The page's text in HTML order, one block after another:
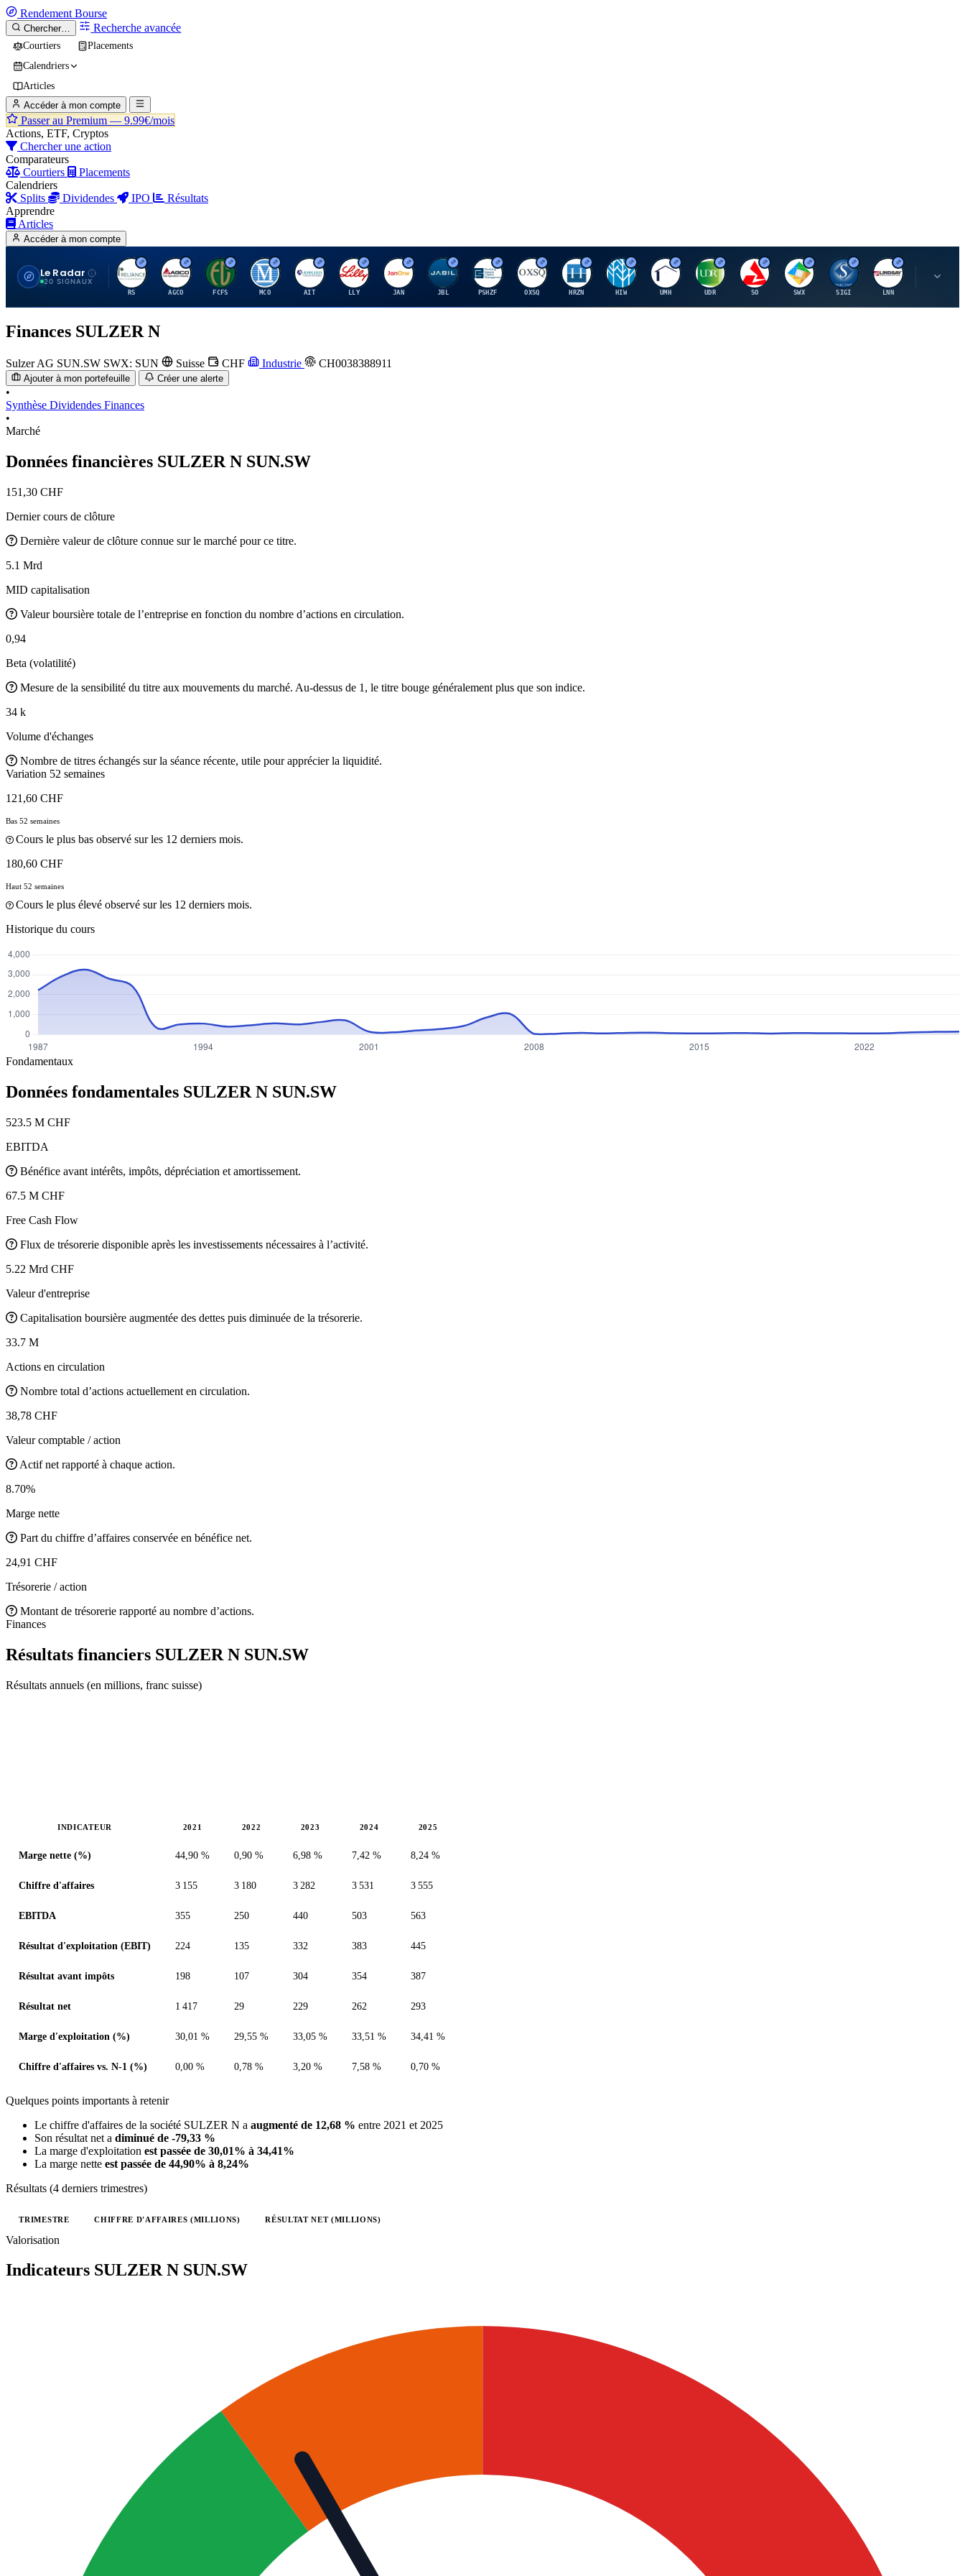
Rendement Bourse
Chercher… Recherche avancée
Courtiers
Placements
Calendriers
Articles
Accéder à mon compte
Passer au Premium — 9.99€/mois
Actions, ETF, Cryptos
Chercher une action
Comparateurs
Courtiers
Placements
Calendriers
Splits
Dividendes IPO
Résultats
Apprendre
Articles
Accéder à mon compte
Le Radar
20 SIGNAUX
R
RS
A
AGCO
F
FCFS
M
MCO
A
AIT
E
LLY
J
JAN
J
JBL
P
PSHZF
O
OXSQ
H
HRZN
H
HIW
U
UMH
U
UDR
S
SO
S
SWX
S
SIGI
L
LNN
R
Finances SULZER N
Sulzer AG SUN.SW SWX: SUN Suisse CHF Industrie CH0038388911
Ajouter à mon portefeuille Créer une alerte
•
Synthèse Dividendes Finances
•
Marché
Données financières SULZER N SUN.SW
151,30 CHF
Dernier cours de clôture
Dernière valeur de clôture connue sur le marché pour ce titre.
5.1 Mrd
MID capitalisation
Valeur boursière totale de l’entreprise en fonction du nombre d’actions en circulation.
0,94
Beta (volatilité)
Mesure de la sensibilité du titre aux mouvements du marché. Au-dessus de 1, le titre bouge généralement plus que son indice.
34 k
Volume d'échanges
Nombre de titres échangés sur la séance récente, utile pour apprécier la liquidité.
Variation 52 semaines
121,60 CHF
Bas 52 semaines
Cours le plus bas observé sur les 12 derniers mois.
180,60 CHF
Haut 52 semaines
Cours le plus élevé observé sur les 12 derniers mois.
Historique du cours
Fondamentaux
Données fondamentales SULZER N SUN.SW
523.5 M CHF
EBITDA
Bénéfice avant intérêts, impôts, dépréciation et amortissement.
67.5 M CHF
Free Cash Flow
Flux de trésorerie disponible après les investissements nécessaires à l’activité.
5.22 Mrd CHF
Valeur d'entreprise
Capitalisation boursière augmentée des dettes puis diminuée de la trésorerie.
33.7 M
Actions en circulation
Nombre total d’actions actuellement en circulation.
38,78 CHF
Valeur comptable / action
Actif net rapporté à chaque action.
8.70%
Marge nette
Part du chiffre d’affaires conservée en bénéfice net.
24,91 CHF
Trésorerie / action
Montant de trésorerie rapporté au nombre d’actions.
Finances
Résultats financiers SULZER N SUN.SW
Résultats annuels (en millions, franc suisse)
INDICATEUR 2021 2022 2023 2024 2025
Marge nette (%) 44,90 % 0,90 % 6,98 % 7,42 % 8,24 %
Chiffre d'affaires 3 155 3 180 3 282 3 531 3 555
EBITDA 355 250 440 503 563
Résultat d'exploitation (EBIT) 224 135 332 383 445
Résultat avant impôts 198 107 304 354 387
Résultat net 1 417 29 229 262 293
Marge d'exploitation (%) 30,01 % 29,55 % 33,05 % 33,51 % 34,41 %
Chiffre d'affaires vs. N-1 (%) 0,00 % 0,78 % 3,20 % 7,58 % 0,70 %
Quelques points importants à retenir
Le chiffre d'affaires de la société SULZER N a augmenté de 12,68 % entre 2021 et 2025
Son résultat net a diminué de -79,33 %
La marge d'exploitation est passée de 30,01% à 34,41%
La marge nette est passée de 44,90% à 8,24%
Résultats (4 derniers trimestres)
Valeurs trimestrielles en millions (franc suisse)
TRIMESTRE CHIFFRE D'AFFAIRES (MILLIONS) RÉSULTAT NET (MILLIONS)
Valorisation
Indicateurs SULZER N SUN.SW